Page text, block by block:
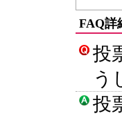
FAQ詳
投
う
投